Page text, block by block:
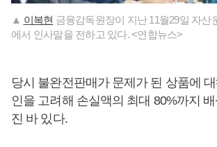
▲ 이복현 금융감독원장이 지난 11월29일 자산
에서 인사말을 전하고 있다. <연합뉴스>
당시 불완전판매가 문제가 된 상품에
인을 고려해 손실액의 최대 80%까지
진 바 있다.